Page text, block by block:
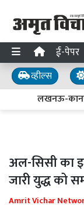
ई-पेपर
व्हील्स
लखनऊ-
अल-सिसी का
जारी युद्ध को
Amrit Vichar